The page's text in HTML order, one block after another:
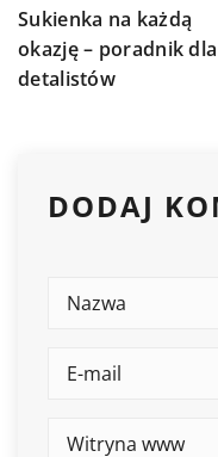
Sukienka na każdą
okazję – poradnik dla
detalistów
DODAJ